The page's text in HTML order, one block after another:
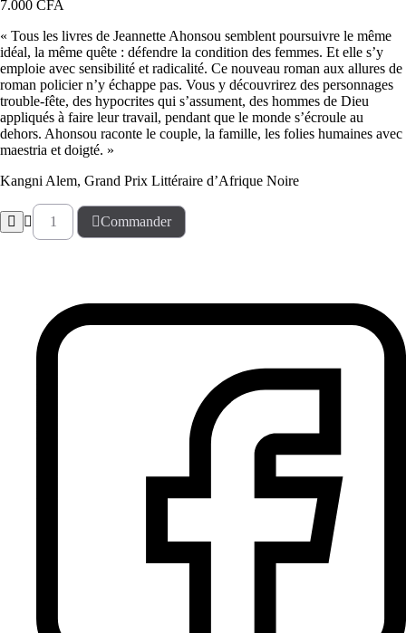
7.000 CFA
« Tous les livres de Jeannette Ahonsou semblent poursuivre le même
idéal, la même quête : défendre la condition des femmes. Et elle s’y
emploie avec sensibilité et radicalité. Ce nouveau roman aux allures de
roman policier n’y échappe pas. Vous y découvrirez des personnages
trouble-fête, des hypocrites qui s’assument, des hommes de Dieu
appliqués à faire leur travail, pendant que le monde s’écroule au
dehors. Ahonsou raconte le couple, la famille, les folies humaines avec
maestria et doigté. »
Kangni Alem, Grand Prix Littéraire d’Afrique Noire
Commander